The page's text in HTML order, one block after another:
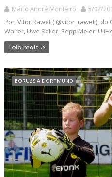
Mário André Monteiro
5/02/
Por Vitor Rawet ( @vitor_rawet ), do
Walter, Uwe Seller, Sepp Meier,
Leia mais
BORUSSIA DORTMUND